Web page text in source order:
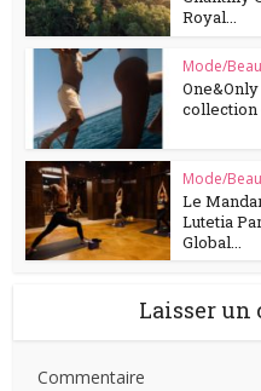
Royal...
Mode/
collection
Mode/
Le
Lutetia
Global...
Laisser un
Commentaire